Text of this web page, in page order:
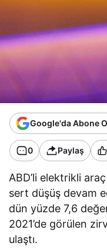
Google'da Abone
0 Paylaş
ABD’li elektrikli
sert düşüş devam
dün yüzde 7,6
2021’de görülen
ulaştı.